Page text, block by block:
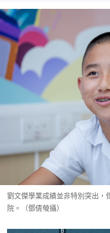
劉文傑學業成績並非特別突出，
院。（鄧倩螢攝）